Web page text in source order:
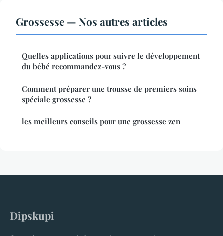
Grossesse — Nos autres articles
Quelles applications pour suivre le développement
du bébé recommandez-vous ?
Comment préparer une trousse de premiers soins
spéciale grossesse ?
les meilleurs conseils pour une grossesse zen
Dipskupi